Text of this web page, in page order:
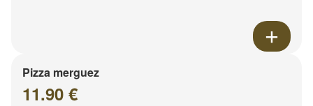
Pizza merguez
11.90 €